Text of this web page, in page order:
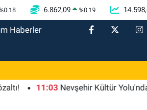
0.18 6.862,09 %0.19
Haberler
11:03 Nevşehir Kültür Yolu'nda